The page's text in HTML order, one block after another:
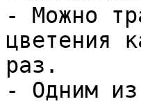
- Можно
цветения
раз.
- Одним из